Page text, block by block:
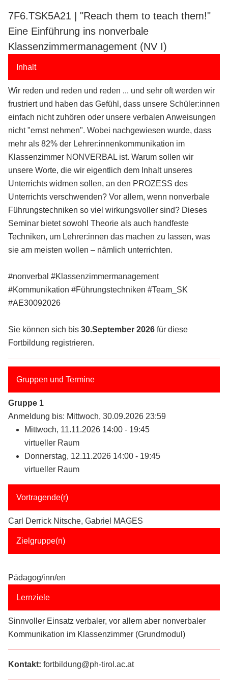
7F6.TSK5A21 | "Reach them to teach them!"
Eine Einführung ins nonverbale
Klassenzimmermanagement (NV I)
Inhalt
Wir reden und reden und reden ... und sehr oft werden wir
frustriert und haben das Gefühl, dass unsere Schüler:innen
einfach nicht zuhören oder unsere verbalen Anweisungen
nicht "ernst nehmen". Wobei nachgewiesen wurde, dass
mehr als 82% der Lehrer:innenkommunikation im
Klassenzimmer NONVERBAL ist. Warum sollen wir
unsere Worte, die wir eigentlich dem Inhalt unseres
Unterrichts widmen sollen, an den PROZESS des
Unterrichts verschwenden? Vor allem, wenn nonverbale
Führungstechniken so viel wirkungsvoller sind? Dieses
Seminar bietet sowohl Theorie als auch handfeste
Techniken, um Lehrer:innen das machen zu lassen, was
sie am meisten wollen – nämlich unterrichten.
#nonverbal #Klassenzimmermanagement
#Kommunikation #Führungstechniken #Team_SK
#AE30092026
Sie können sich bis 30.September 2026 für diese
Fortbildung registrieren.
Gruppen und Termine
Gruppe 1
Anmeldung bis: Mittwoch, 30.09.2026 23:59
Mittwoch, 11.11.2026 14:00 - 19:45
virtueller Raum
Donnerstag, 12.11.2026 14:00 - 19:45
virtueller Raum
Vortragende(r)
Carl Derrick Nitsche, Gabriel MAGES
Zielgruppe(n)
Pädagog/inn/en
Lernziele
Sinnvoller Einsatz verbaler, vor allem aber nonverbaler
Kommunikation im Klassenzimmer (Grundmodul)
Kontakt: fortbildung@ph-tirol.ac.at